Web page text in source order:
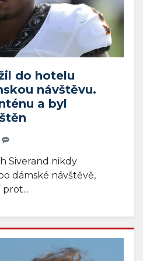
do hotelu
návštěvu.
a byl
Siverand nikdy
dámské návštěvě,